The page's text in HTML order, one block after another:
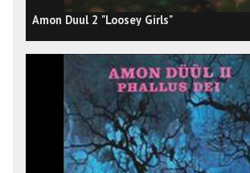
Amon Duul 2 "Loosey Girls"